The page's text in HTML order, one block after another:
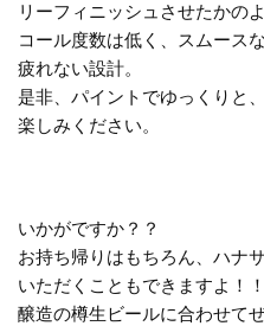
リーフィニッシュさせたかの
コール度数は低く、スムース
疲れない設計。
是非、パイントでゆっくりと
楽しみください。
いかがですか？？
お持ち帰りはもちろん、ハナ
いただくこともできますよ！
醸造の樽生ビールに合わせて